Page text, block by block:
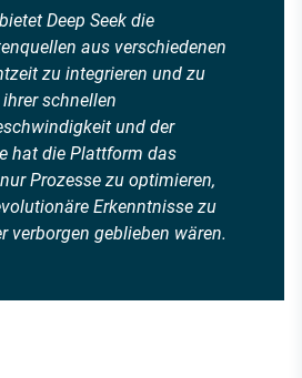
Deep Seek die
aus verschiedenen
zu integrieren und zu
schnellen
und der
hat die Plattform das
Prozesse zu optimieren,
Erkenntnisse zu
verborgen geblieben wären.